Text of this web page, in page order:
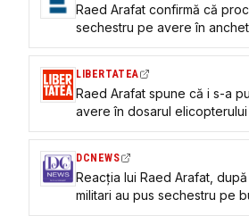
Raed Arafat confirmă că
sechestru pe avere în
aducerea în țară a unui
LIBERTATEA
Raed Arafat spune că i s-a
avere în dosarul elicopterului
motivare concretă”: „Ce ați
DCNEWS
Reacția lui Raed Arafat,
militari au pus sechestru pe